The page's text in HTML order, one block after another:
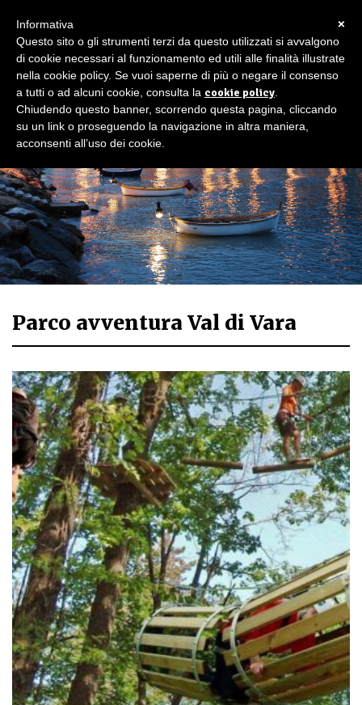
Parco avventura Val di Vara
×
Informativa
Questo sito o gli strumenti terzi da questo utilizzati si avvalgono
di cookie necessari al funzionamento ed utili alle finalità illustrate
nella cookie policy. Se vuoi saperne di più o negare il consenso
a tutti o ad alcuni cookie, consulta la cookie policy
Chiudendo questo banner, scorrendo questa pagina, cliccando
su un link o proseguendo la navigazione in altra maniera,
acconsenti all’uso dei cookie.